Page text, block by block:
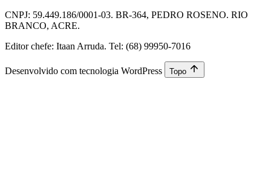
CNPJ: 59.449.186/0001-03. BR-364, PEDRO ROSENO. RIO
BRANCO, ACRE.
Editor chefe: Itaan Arruda. Tel: (68) 99950-7016
Desenvolvido com tecnologia WordPress Topo